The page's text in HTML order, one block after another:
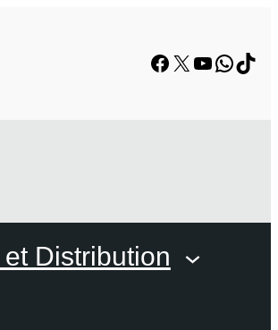
Facebook
X YouTube
Distribution